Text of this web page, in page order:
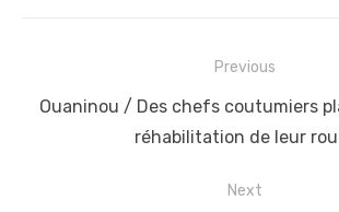
navigation
Previous
Previous
Ouaninou / Des chefs coutumiers
réhabilitation de leur
Next